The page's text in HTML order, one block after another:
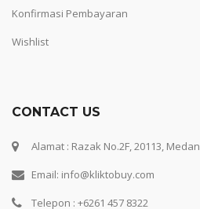
Konfirmasi Pembayaran
Wishlist
CONTACT US
Alamat : Razak No.2F, 20113, Medan
Email: info@kliktobuy.com
Telepon : +6261 457 8322